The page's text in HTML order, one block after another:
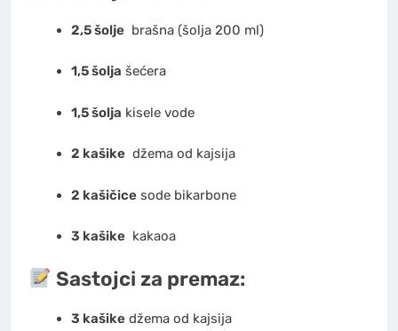
2,5 šolje brašna(šolja 200 ml)
1,5 šolja šećera
1,5 šolja kisele vode
2 kašike džemaod kajsija
2 kašičicesode bikarbone
3 kašike kakaoa
Sastojci za premaz:
3 kašikedžema od kajsija